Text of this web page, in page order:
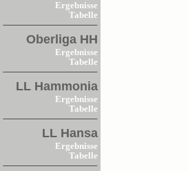
Ergebnisse
Tabelle
Oberliga HH
Ergebnisse
Tabelle
LL Hammonia
Ergebnisse
Tabelle
LL Hansa
Ergebnisse
Tabelle